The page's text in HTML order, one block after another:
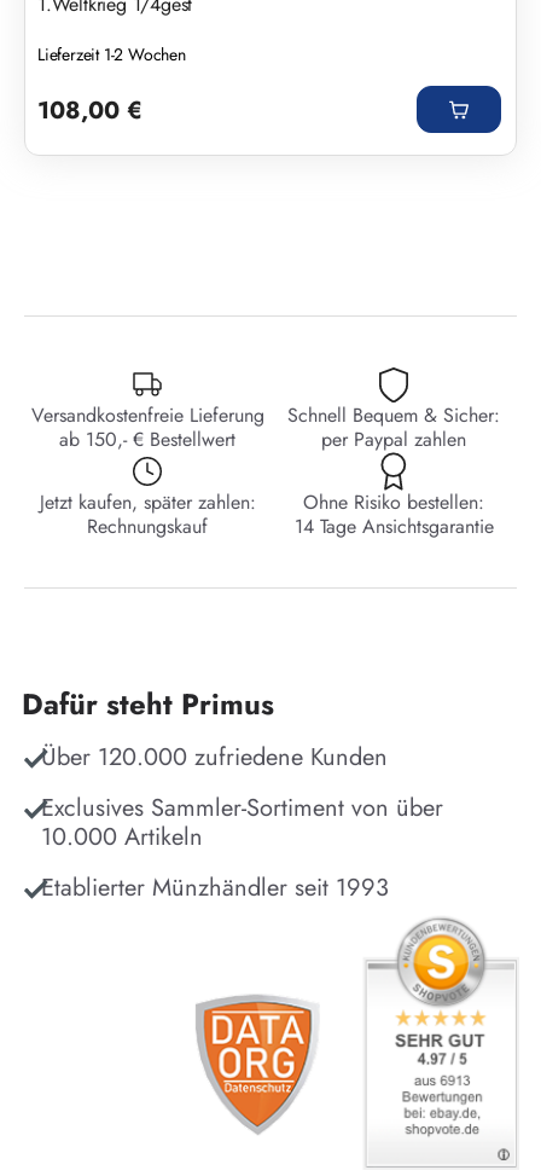
Lieferzeit 1-2 Wochen
108,00 €
Versandkostenfreie Lieferung
ab 150,- € Bestellwert
Schnell Bequem & Sicher:
per Paypal zahlen
Jetzt kaufen, später zahlen:
Rechnungskauf
Ohne Risiko bestellen:
14 Tage Ansichtsgarantie
Dafür steht Primus
Über 120.000 zufriedene Kunden
Exclusives Sammler-Sortiment von über
10.000 Artikeln
Etablierter Münzhändler seit 1993